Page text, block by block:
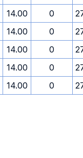
14.00 0
14.00 0
14.00 0
14.00 0
14.00 0